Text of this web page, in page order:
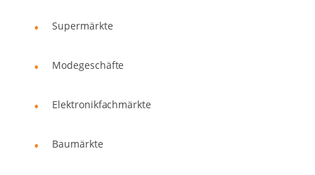
Supermärkte
Modegeschäfte
Elektronikfachmärkte
Baumärkte